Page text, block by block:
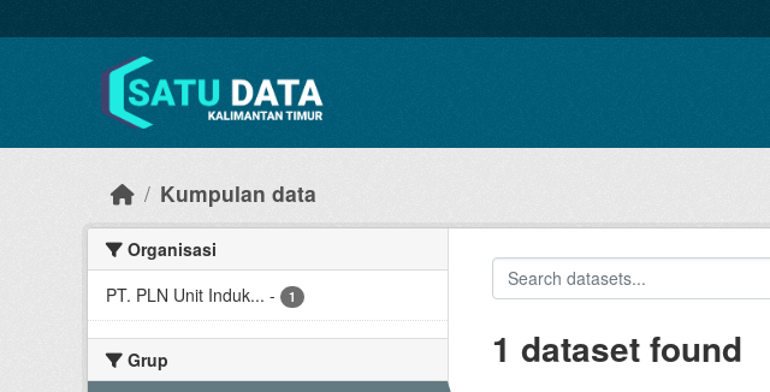
Kumpulan data
Organisasi
PT. PLN Unit Induk... - 1
Grup
1 dataset found